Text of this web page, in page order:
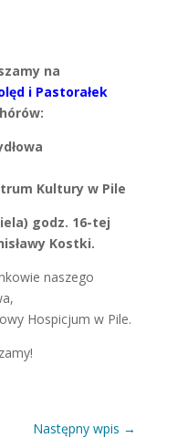
na
i Pastorałek
Kultury w Pile
godz. 16-tej
Kostki.
naszego
Hospicjum w Pile.
Następny wpis →